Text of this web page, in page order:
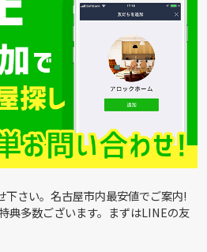
さい。名古屋市内最安値でご案内!
典多数ございます。まずはLINEの友